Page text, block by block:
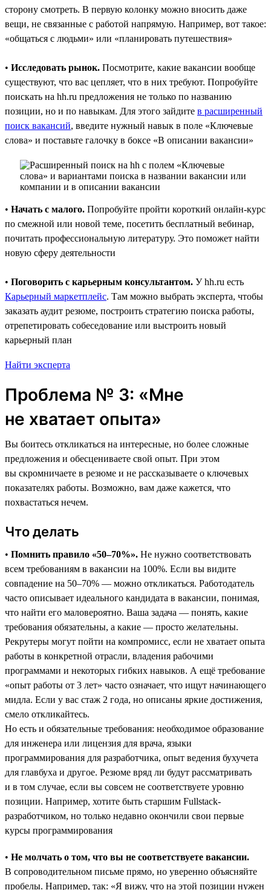
сторону смотреть. В первую колонку можно вносить даже
вещи, не связанные с работой напрямую. Например, вот такое:
«общаться с людьми» или «планировать путешествия»
• Исследовать рынок. Посмотрите, какие вакансии вообще
существуют, что вас цепляет, что в них требуют. Попробуйте
поискать на hh.ru предложения не только по названию
позиции, но и по навыкам. Для этого зайдите в расширенный
поиск вакансий, введите нужный навык в поле «Ключевые
слова» и поставьте галочку в боксе «В описании вакансии»
• Начать с малого. Попробуйте пройти короткий онлайн-курс
по смежной или новой теме, посетить бесплатный вебинар,
почитать профессиональную литературу. Это поможет найти
новую сферу деятельности
• Поговорить с карьерным консультантом. У hh.ru есть
Карьерный маркетплейс. Там можно выбрать эксперта, чтобы
заказать аудит резюме, построить стратегию поиска работы,
отрепетировать собеседование или выстроить новый
карьерный план
Найти эксперта
Проблема № 3: «Мне
не хватает опыта»
Вы боитесь откликаться на интересные, но более сложные
предложения и обесцениваете свой опыт. При этом
вы скромничаете в резюме и не рассказываете о ключевых
показателях работы. Возможно, вам даже кажется, что
похвастаться нечем.
Что делать
• Помнить правило «50–70%». Не нужно соответствовать
всем требованиям в вакансии на 100%. Если вы видите
совпадение на 50–70% — можно откликаться. Работодатель
часто описывает идеального кандидата в вакансии, понимая,
что найти его маловероятно. Ваша задача — понять, какие
требования обязательны, а какие ― просто желательны.
Рекрутеры могут пойти на компромисс, если не хватает опыта
работы в конкретной отрасли, владения рабочими
программами и некоторых гибких навыков. А ещё требование
«опыт работы от 3 лет» часто означает, что ищут начинающего
мидла. Если у вас стаж 2 года, но описаны яркие достижения,
смело откликайтесь.
Но есть и обязательные требования: необходимое образование
для инженера или лицензия для врача, языки
программирования для разработчика, опыт ведения бухучета
для главбуха и другое. Резюме вряд ли будут рассматривать
и в том случае, если вы совсем не соответствуете уровню
позиции. Например, хотите быть старшим Fullstack-
разработчиком, но только недавно окончили свои первые
курсы программирования
• Не молчать о том, что вы не соответствуете вакансии.
В сопроводительном письме прямо, но уверенно объясняйте
пробелы. Например, так: «Я вижу, что на этой позиции нужен